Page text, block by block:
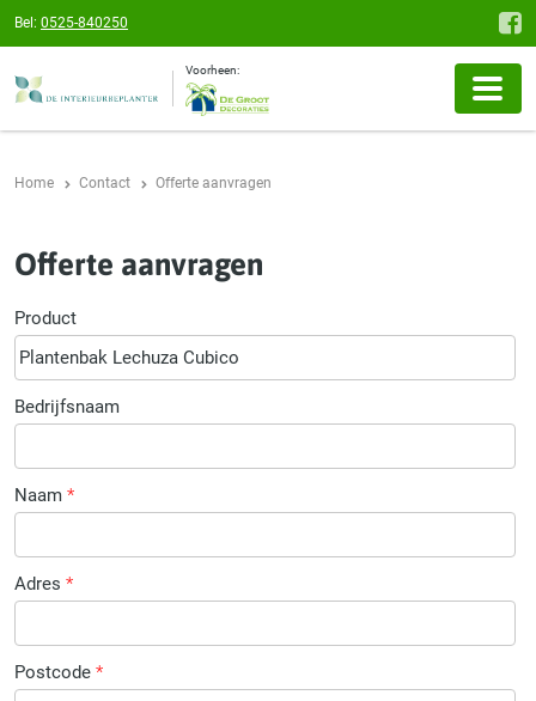
Bel: 0525-840250
Voorheen:
Home Contact Offerte aanvragen
Offerte aanvragen
Product
Bedrijfsnaam
Naam *
Adres *
Postcode *